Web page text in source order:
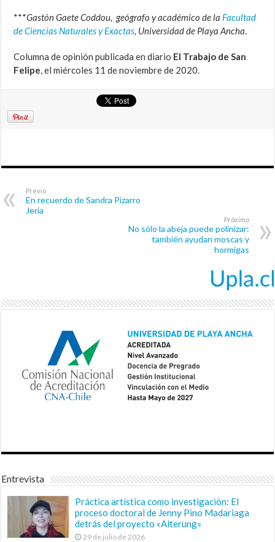
***Gastón Gaete Coddou, geógrafo y académico de la Facultad
de Ciencias Naturales y Exactas, Universidad de Playa Ancha.
Columna de opinión publicada en diario El Trabajo de San
Felipe, el miércoles 11 de noviembre de 2020.
Previo
En recuerdo de Sandra Pizarro
Jeria
Próximo
No sólo la abeja puede polinizar:
también ayudan moscas y
hormigas
Entrevista
Práctica artística como investigación: El
proceso doctoral de Jenny Pino Madariaga
detrás del proyecto «Alterung»
29 de julio de 2026